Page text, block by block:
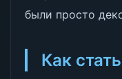
были просто
Как